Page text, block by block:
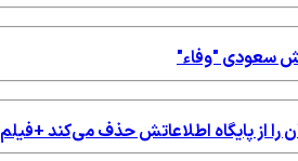
سعودی "وفاء"
را از پایگاه اطلاعاتش حذف می‌کند +فیلم